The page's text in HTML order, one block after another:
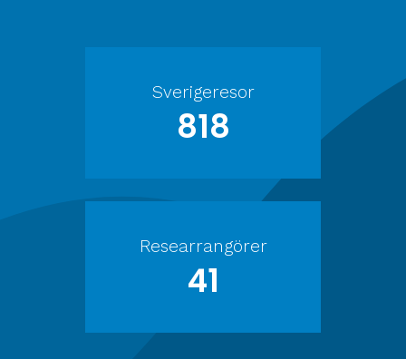
Sverigeresor
818
Researrangörer
41